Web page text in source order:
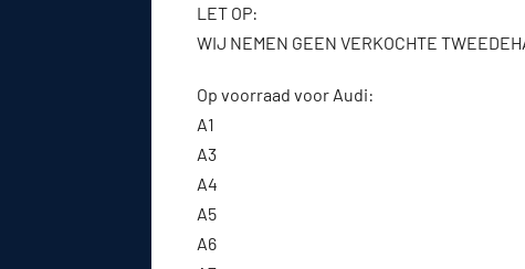
LET OP:
WIJ NEMEN GEEN VERKOCHTE
Op voorraad voor Audi:
A1
A3
A4
A5
A6